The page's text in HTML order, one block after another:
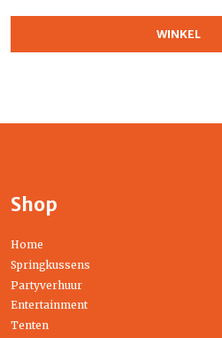
WINKEL
Shop
Home
Springkussens
Partyverhuur
Entertainment
Tenten